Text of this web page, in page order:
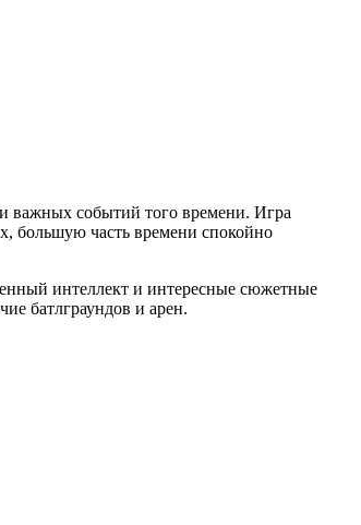
важных событий того времени. Игра
большую часть времени спокойно
интеллект и интересные сюжетные
батлграундов и арен.